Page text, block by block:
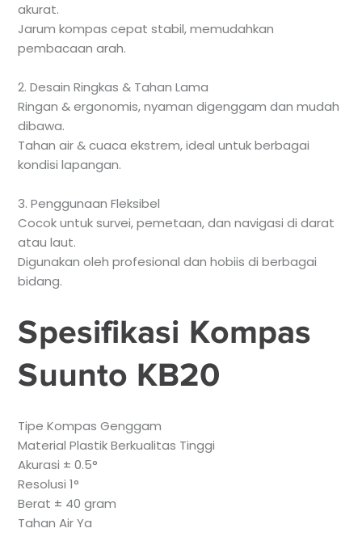
akurat.
Jarum kompas cepat stabil, memudahkan
pembacaan arah.
2. Desain Ringkas & Tahan Lama
Ringan & ergonomis, nyaman digenggam dan mudah
dibawa.
Tahan air & cuaca ekstrem, ideal untuk berbagai
kondisi lapangan.
3. Penggunaan Fleksibel
Cocok untuk survei, pemetaan, dan navigasi di darat
atau laut.
Digunakan oleh profesional dan hobiis di berbagai
bidang.
Spesifikasi Kompas
Suunto KB20
Tipe Kompas Genggam
Material Plastik Berkualitas Tinggi
Akurasi ± 0.5°
Resolusi 1°
Berat ± 40 gram
Tahan Air Ya